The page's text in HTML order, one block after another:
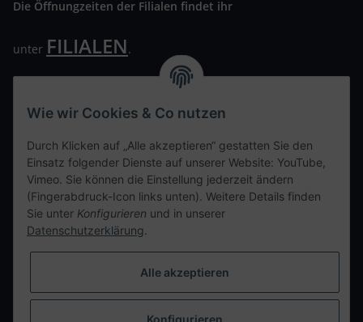
Die Öffnungzeiten der Filialen findet ihr
unter FILIALEN.
Wir freuen uns auf Euren Besuch. Bitte beachtet die
Kontaktdaten
tweet
teilen
Wie wir Cookies & Co nutzen
Durch Klicken auf „Alle akzeptieren“ gestatten Sie den
Einsatz folgender Dienste auf unserer Website: YouTube,
Vimeo. Sie können die Einstellung jederzeit ändern
(Fingerabdruck-Icon links unten). Weitere Details finden
Sie unter Konfigurieren und in unserer
Datenschutzerklärung.
Alle akzeptieren